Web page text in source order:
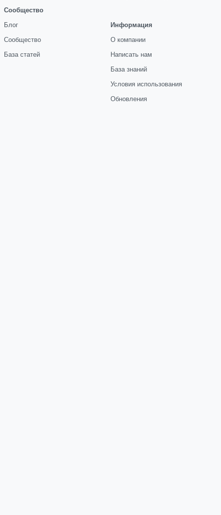
Сообщество
Блог
Сообщество
База статей
Информация
О компании
Написать нам
База знаний
Условия использования
Обновления